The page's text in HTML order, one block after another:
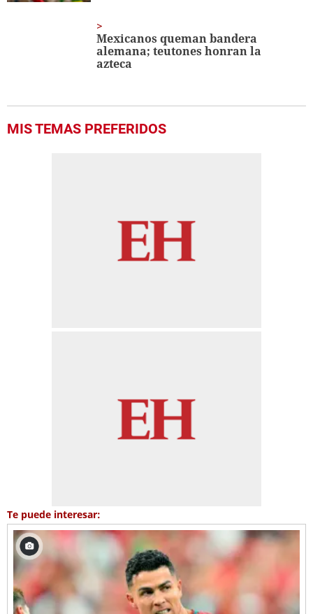
Mexicanos queman bandera
alemana; teutones honran la
azteca
MIS TEMAS PREFERIDOS
Te puede interesar: